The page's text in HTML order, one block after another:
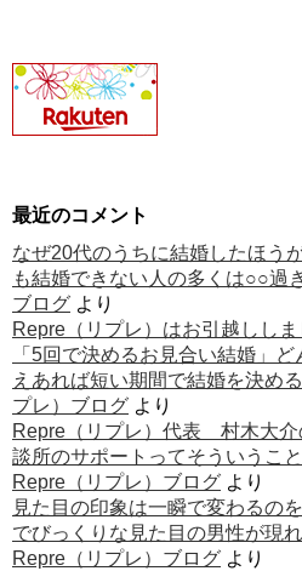
最近のコメント
なぜ20代のうちに結婚したほう
も結婚できない人の多くは○○過
ブログ より
Repre（リプレ）はお引越ししま
「5回で決めるお見合い結婚」ど
えあれば短い期間で結婚を決め
プレ）ブログ より
Repre（リプレ）代表 村木大介
談所のサポートってそういうこ
Repre（リプレ）ブログ より
見た目の印象は一瞬で変わるの
でびっくりな見た目の男性が現
Repre（リプレ）ブログ より